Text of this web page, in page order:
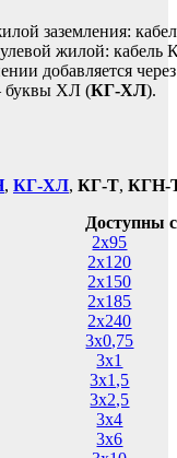
заземления:
жилой:
добавляется
буквы ХЛ (КГ-ХЛ).
, КГ-ХЛ, КГ-Т, КГН-
Доступны
2х95
2х120
2х150
2х185
2х240
3х0,75
3х1
3х1,5
3х2,5
3х4
3х6